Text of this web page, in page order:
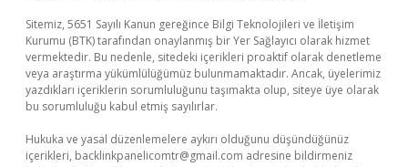
Sitemiz, 5651 Sayılı Kanun gereğince Bilgi Teknolojileri ve İletişim
Kurumu (BTK) tarafından onaylanmış bir Yer Sağlayıcı olarak hizmet
vermektedir. Bu nedenle, sitedeki içerikleri proaktif olarak denetleme
veya araştırma yükümlülüğümüz bulunmamaktadır. Ancak, üyelerimiz
yazdıkları içeriklerin sorumluluğunu taşımakta olup, siteye üye olarak
bu sorumluluğu kabul etmiş sayılırlar.
Hukuka ve yasal düzenlemelere aykırı olduğunu düşündüğünüz
içerikleri, backlinkpanelicomtr@gmail.com adresine bildirmeniz